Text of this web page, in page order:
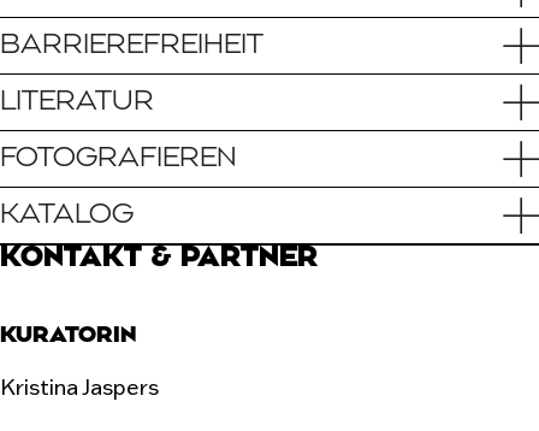
BARRIEREFREIHEIT
LITERATUR
FOTOGRAFIEREN
KATALOG
KONTAKT & PARTNER
KURATORIN
Kristina Jaspers